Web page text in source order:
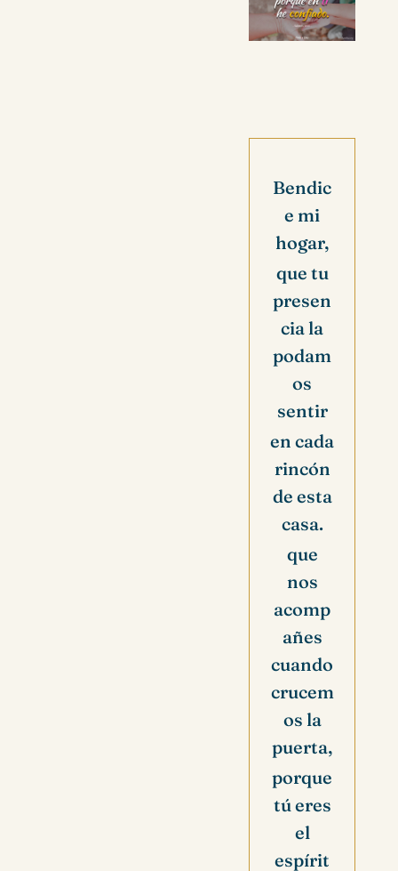
Bendic
e mi
hogar,
que tu
presen
cia la
podam
os
sentir
en cada
rincón
de esta
casa.
que
nos
acomp
añes
cuando
crucem
os la
puerta,
porque
tú eres
el
espírit